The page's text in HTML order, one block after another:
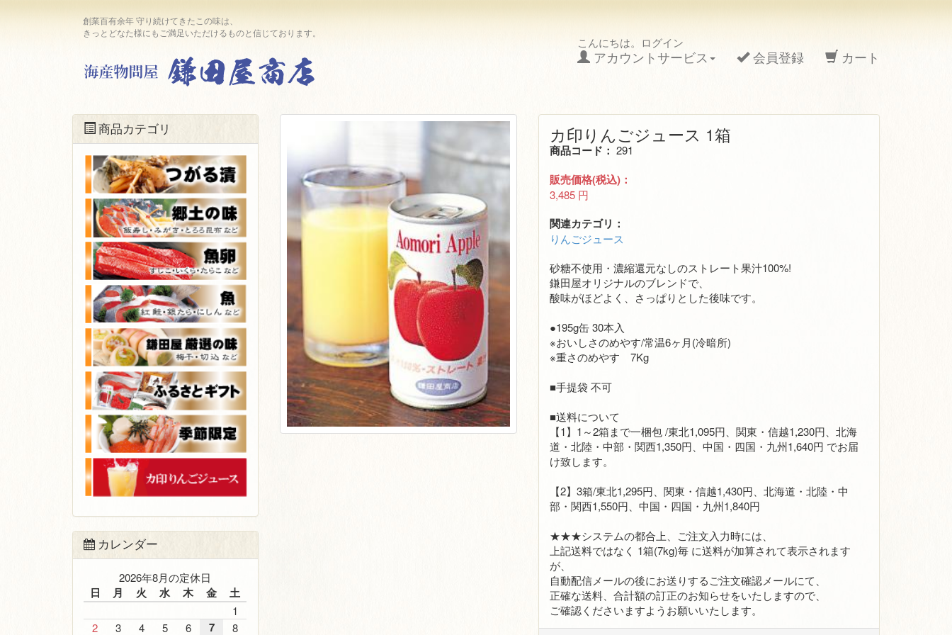
創業百有余年 守り続けてきたこの味は、
きっとどなた様にもご満足いただけるものと信じております。
こんにちは。ログイン
アカウントサービス 会員登録 カート
カ印りんごジュース 1箱
商品コード： 291
販売価格(税込)：
3,485 円
関連カテゴリ：
りんごジュース
砂糖不使用・濃縮還元なしのストレート果汁100%!
鎌田屋オリジナルのブレンドで、
酸味がほどよく、さっぱりとした後味です。
●195g缶 30本入
※おいしさのめやす/常温6ヶ月(冷暗所)
※重さのめやす 7Kg
■手提袋 不可
■送料について
【1】1～2箱まで一梱包 /東北1,095円、関東・信越1,230円、北海
道・北陸・中部・関西1,350円、中国・四国・九州1,640円 でお届
け致します。
【2】3箱/東北1,295円、関東・信越1,430円、北海道・北陸・中
部・関西1,550円、中国・四国・九州1,840円
★★★システムの都合上、ご注文入力時には、
上記送料ではなく 1箱(7kg)毎 に送料が加算されて表示されます
が、
自動配信メールの後にお送りするご注文確認メールにて、
正確な送料、合計額の訂正のお知らせをいたしますので、
ご確認くださいますようお願いいたします。
商品カテゴリ
カレンダー
2026年8月の定休日
日 月 火 水 木 金 土
1
2
3 4 5 6 7 8